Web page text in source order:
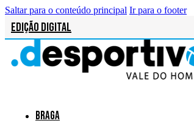
Saltar para o conteúdo principal Ir para o footer
Edição Digital
Braga